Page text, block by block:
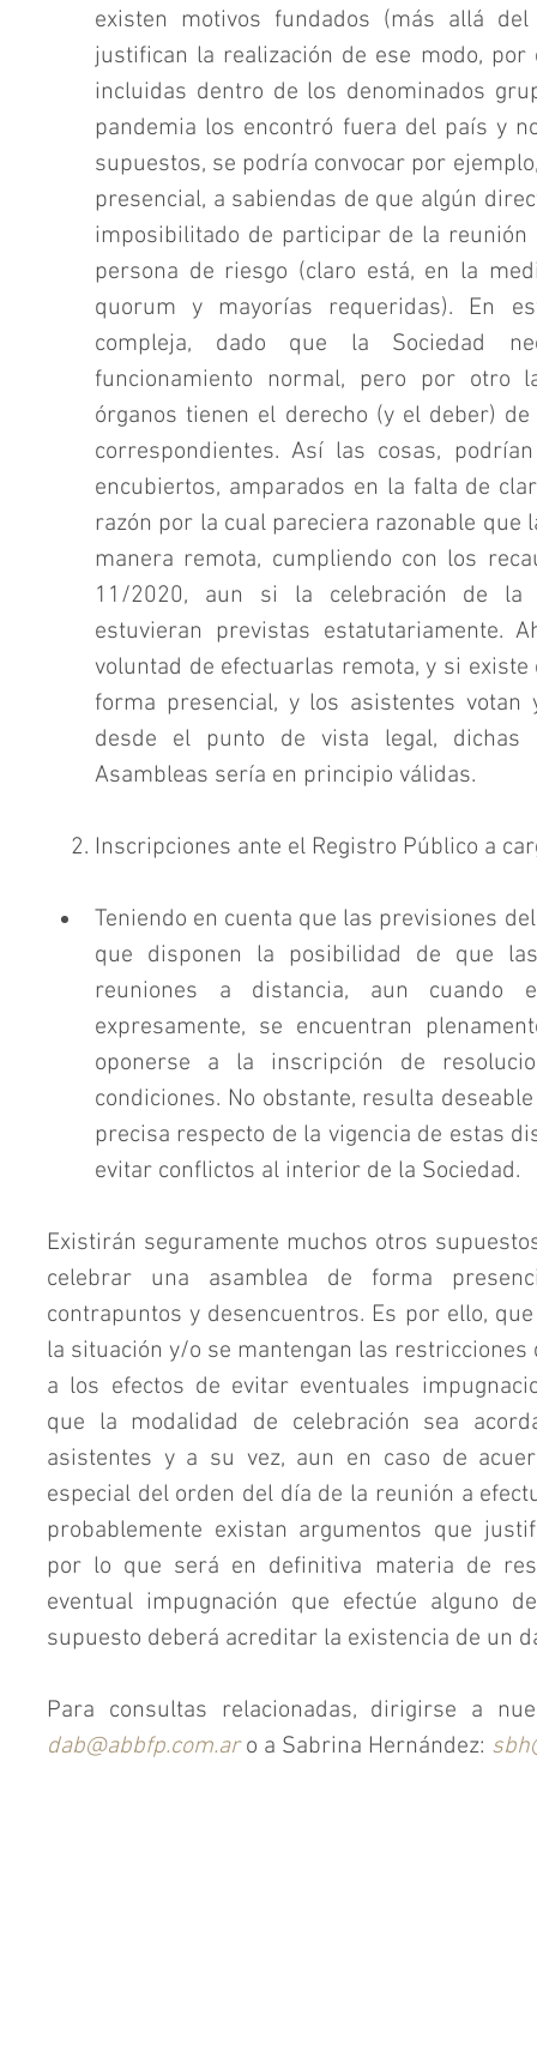
existen motivos fundados (más allá
justifican la realización de ese modo,
incluidas dentro de los denominados
pandemia los encontró fuera del país y
supuestos, se podría convocar por
presencial, a sabiendas de que algún
imposibilitado de participar de la
persona de riesgo (claro está, en la
quorum y mayorías requeridas). En
compleja, dado que la Sociedad
funcionamiento normal, pero por otro
órganos tienen el derecho (y el deber)
correspondientes. Así las cosas,
encubiertos, amparados en la falta de
razón por la cual pareciera razonable que
manera remota, cumpliendo con los
11/2020, aun si la celebración de la
estuvieran previstas estatutariamente.
voluntad de efectuarlas remota, y si
forma presencial, y los asistentes votan
desde el punto de vista legal, dichas
Asambleas sería en principio válidas.
2. Inscripciones ante el Registro Público a
Teniendo en cuenta que las previsiones
que disponen la posibilidad de que
reuniones a distancia, aun cuando
expresamente, se encuentran
oponerse a la inscripción de
condiciones. No obstante, resulta
precisa respecto de la vigencia de estas
evitar conflictos al interior de la Sociedad.
Existirán seguramente muchos otros
celebrar una asamblea de forma
contrapuntos y desencuentros. Es por ello,
la situación y/o se mantengan las restricciones
a los efectos de evitar eventuales
que la modalidad de celebración sea
asistentes y a su vez, aun en caso de
especial del orden del día de la reunión a
probablemente existan argumentos que
por lo que será en definitiva materia de
eventual impugnación que efectúe alguno
supuesto deberá acreditar la existencia de un
dab@abbfp.com.ar o a Sabrina Hernández: